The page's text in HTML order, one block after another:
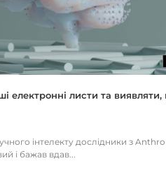
електронні листи та
інтелекту дослідники з
і бажав вдав...